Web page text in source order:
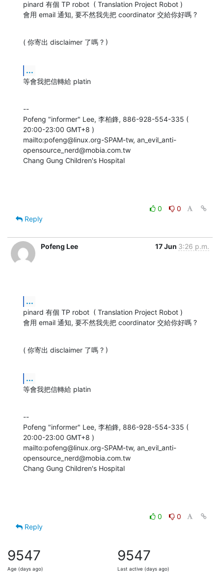
pinard 有個 TP robot  ( Translation Project Robot )
會用 email 通知, 要不然我先把 coordinator 交給你好嗎 ?
( 你寄出 disclaimer 了嗎 ? )
...
等會我把信轉給 platin
--
Pofeng "informer" Lee, 李柏鋒, 886-928-554-335 (
20:00-23:00 GMT+8 )
mailto:pofeng@linux.org-SPAM-tw, an_evil_anti-
opensource_nerd@mobia.com.tw
Chang Gung Children's Hospital
0
0
Reply
Pofeng Lee 17 Jun 3:26 p.m.
...
pinard 有個 TP robot  ( Translation Project Robot )
會用 email 通知, 要不然我先把 coordinator 交給你好嗎 ?
( 你寄出 disclaimer 了嗎 ? )
...
等會我把信轉給 platin
--
Pofeng "informer" Lee, 李柏鋒, 886-928-554-335 (
20:00-23:00 GMT+8 )
mailto:pofeng@linux.org-SPAM-tw, an_evil_anti-
opensource_nerd@mobia.com.tw
Chang Gung Children's Hospital
0
0
Reply
9547
Age (days ago)
9547
Last active (days ago)